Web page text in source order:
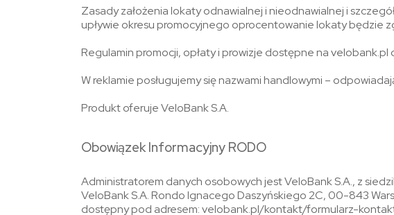
Zasady założenia lokaty odnawialnej i nieodnawialnej i
upływie okresu promocyjnego oprocentowanie lokaty będzie
Regulamin promocji, opłaty i prowizje dostępne na velobank.pl
W reklamie posługujemy się nazwami handlowymi –
Produkt oferuje VeloBank S.A.
Obowiązek Informacyjny RODO
Administratorem danych osobowych jest VeloBank S.A., z
VeloBank S.A. Rondo Ignacego Daszyńskiego 2C, 00-843
dostępny pod adresem: velobank.pl/kontakt/formularz-